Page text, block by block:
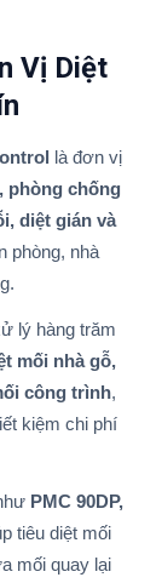
Vị Diệt
là đơn vị
phòng chống
diệt gián và
phòng, nhà
lý hàng trăm
mối nhà gỗ,
công trình,
kiệm chi phí
PMC 90DP,
tiêu diệt mối
mối quay lại